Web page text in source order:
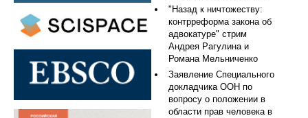
"Назад к ничтожеству:
контрреформа закона об
адвокатуре" стрим
Андрея Рагулина и
Романа Мельниченко
Заявление Специального
докладчика ООН по
вопросу о положении в
области прав человека в